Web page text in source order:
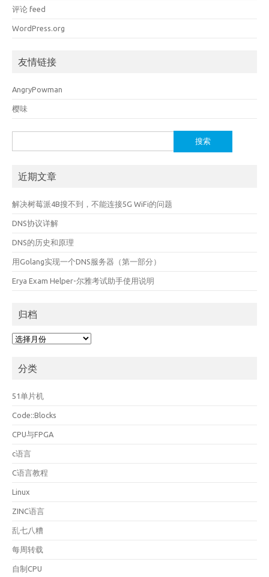
评论 feed
WordPress.org
友情链接
AngryPowman
樱味
索：
近期文章
解决树莓派4B搜不到，不能连接5G WiFi的问题
DNS协议详解
DNS的历史和原理
用Golang实现一个DNS服务器（第一部分）
Erya Exam Helper-尔雅考试助手使用说明
归档
归
分类
51单片机
Code::Blocks
CPU与FPGA
c语言
C语言教程
Linux
ZINC语言
乱七八糟
每周转载
自制CPU